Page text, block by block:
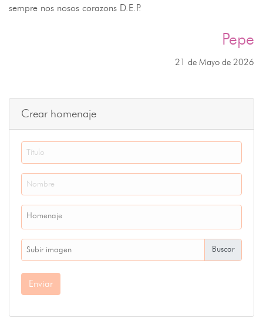
sempre nos nosos corazons D.E.P.
Pepe
21 de Mayo de 2026
Crear homenaje
Homenaje
Subir imagen
Enviar